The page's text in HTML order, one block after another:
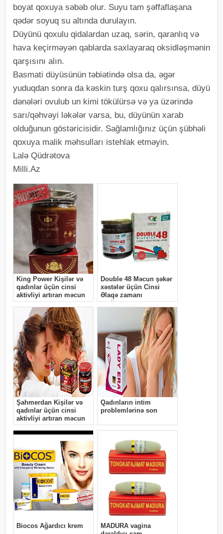
boyat qoxuya səbəb olur. Suyu tam şəffaflaşana
qədər soyuq su altında durulayın.
Düyünü qoxulu qidalardan uzaq, sərin, qaranlıq və
hava keçirməyən qablarda saxlayaraq oksidləşmənin
qarşısını alın.
Basmati düyüsünün təbiətində olsa da, əgər
yuduqdan sonra da kəskin turş qoxu qalırsınsa, düyü
dənələri ovulub un kimi tökülürsə və ya üzərində
sarı/qəhvəyi ləkələr varsa, bu, düyünün xarab
olduğunun göstəricisidir. Sağlamlığınız üçün şübhəli
qoxuya malik məhsulları istehlak etməyin.
Lalə Qüdrətova
Milli.Az